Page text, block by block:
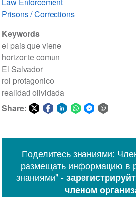
Law Enforcement
Prisons / Corrections
Keywords
el pais que viene
horizonte comun
El Salvador
rol protagonico
realidad olividada
Share:
Messenger
Поделитесь знаниями:
размещать информацию в
знаниями" -
членом